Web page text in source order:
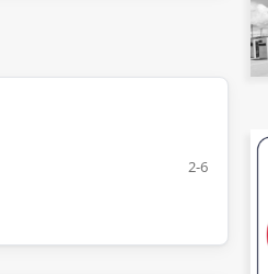
2-6